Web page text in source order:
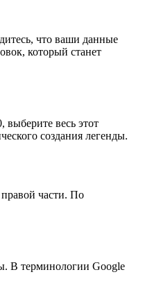
что ваши данные
который станет
весь этот
создания легенды.
части. По
В терминологии Google